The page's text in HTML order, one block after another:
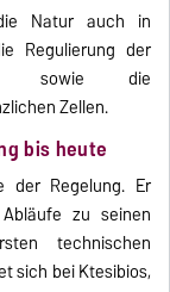
Natur auch in
Regulierung der
sowie die
Zellen.
bis heute
der Regelung. Er
zu seinen
technischen
sich bei Ktesibios,